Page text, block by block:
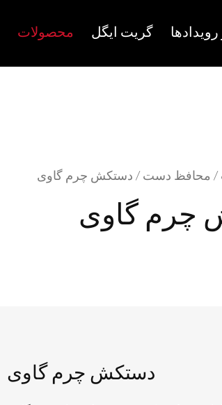
محصولات گریت ایگل رویدادها
/ محافظ دست / دستکش چرم گاوی
چرم گاوی
دستکش چرم گاوی